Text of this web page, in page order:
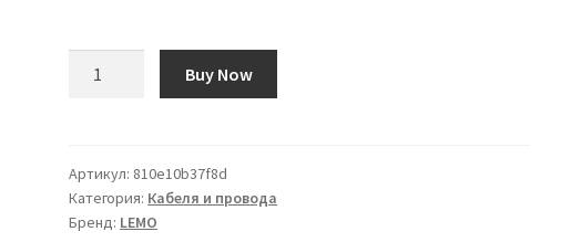
LEMO,
Argento,
in
Buy Now
Артикул: 810e10b37f8d
Категория: Кабеля и провода
Бренд: LEMO